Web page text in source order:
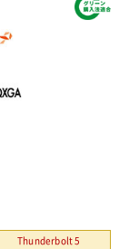
Thunderbolt 5